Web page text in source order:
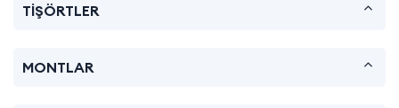
TİŞÖRTLER
MONTLAR